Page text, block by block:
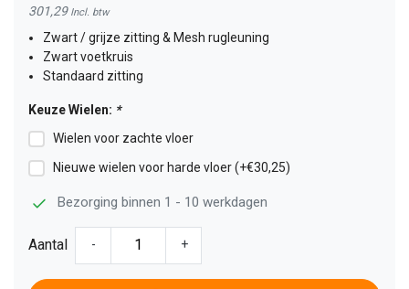
301,29 Incl. btw
Zwart / grijze zitting & Mesh rugleuning
Zwart voetkruis
Standaard zitting
Keuze Wielen: *
Wielen voor zachte vloer
Nieuwe wielen voor harde vloer (+€30,25)
Bezorging binnen 1 - 10 werkdagen
Aantal - +